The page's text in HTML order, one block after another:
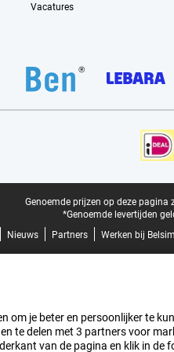
Vacatures
Genoemde prijzen op deze pagina
*Genoemde levertijden
Nieuws Partners Werken bij
om je beter en persoonlijker te
te delen met 3 partners voor
van de pagina en klik in de